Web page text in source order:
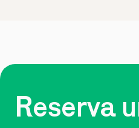
Reserva